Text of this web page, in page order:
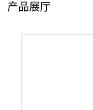
产品展厅